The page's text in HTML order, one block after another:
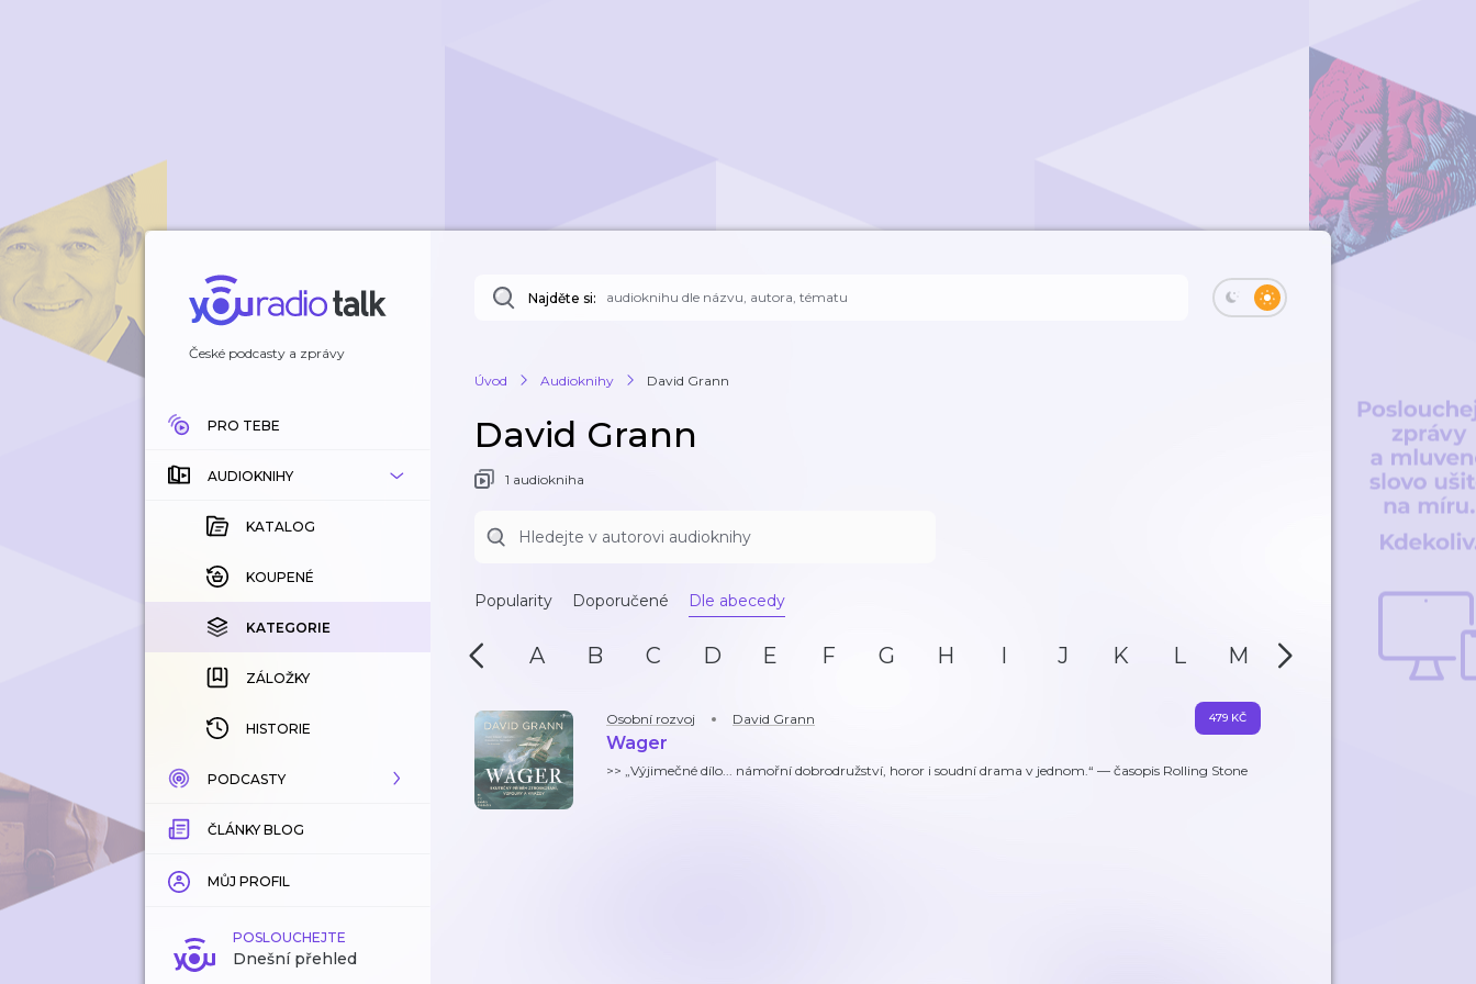
České podcasty a zprávy
PRO TEBE
AUDIOKNIHY
KATALOG
KOUPENÉ
KATEGORIE
ZÁLOŽKY
HISTORIE
PODCASTY
KATALOG
KATEGORIE
ZÁLOŽKY
ČLÁNKY BLOG
MŮJ PROFIL
POSLOUCHEJTE
Dnešní přehled
Najděte si:
Úvod Audioknihy David Grann
David Grann
1 audiokniha
Popularity Doporučené Dle abecedy
A B C D E F G H I J K L M N P
Osobní rozvoj David Grann
Wager
>> „Výjimečné dílo... námořní dobrodružství, horor i soudní drama v jednom.“ — časopis Rolling Stone
479 KČ